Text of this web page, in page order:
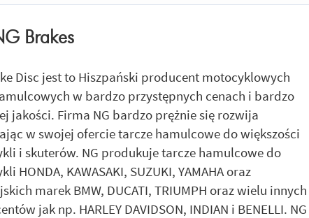
Brakes
Disc jest to Hiszpański producent motocyklowych
w bardzo przystępnych cenach i bardzo
jakości. Firma NG bardzo prężnie się rozwija
w swojej ofercie tarcze hamulcowe do większości
i skuterów. NG produkuje tarcze hamulcowe do
HONDA, KAWASAKI, SUZUKI, YAMAHA oraz
marek BMW, DUCATI, TRIUMPH oraz wielu innych
jak np. HARLEY DAVIDSON, INDIAN i BENELLI. NG